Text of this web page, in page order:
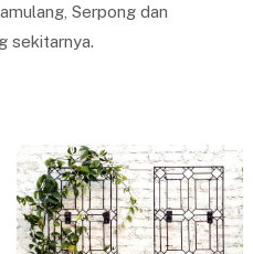
Serpong dan
sekitarnya.